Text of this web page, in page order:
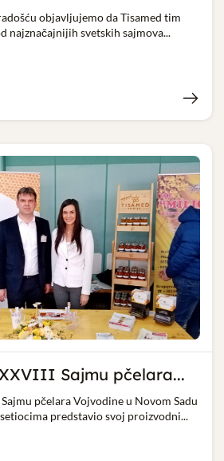
objavljujemo da Tisamed tim
najznačajnijih svetskih sajmova...
Sajmu pčelara...
pčelara Vojvodine u Novom Sadu
predstavio svoj proizvodni...